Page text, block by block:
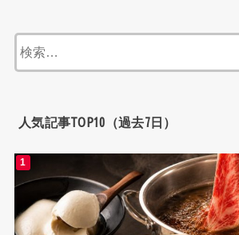
索:
人気記事TOP10（過去7日）